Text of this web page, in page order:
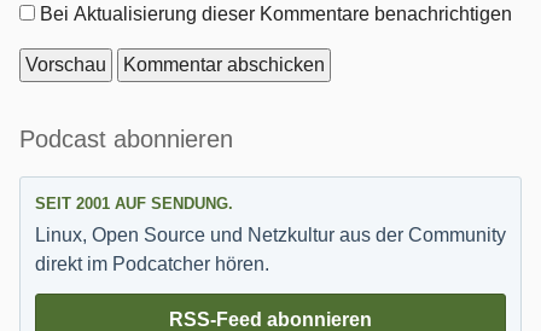
Optionen
Bei Aktualisierung dieser Kommentare benachrichtigen
Seitenleiste
Podcast abonnieren
SEIT 2001 AUF SENDUNG.
Linux, Open Source und Netzkultur aus der Community
direkt im Podcatcher hören.
RSS-Feed abonnieren